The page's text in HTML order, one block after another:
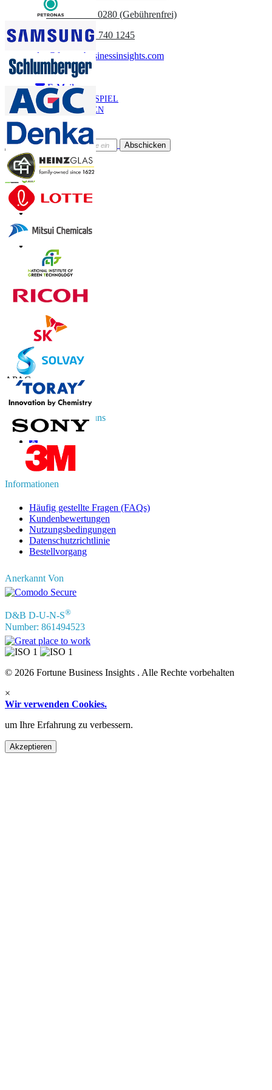
UK+44 808 502 0280 (Gebührenfrei)
(APAC) +91 744 740 1245
sales@fortunebusinessinsights.com
Anruf
E-Mail
BEISPIEL
HERUNTERLADEN
Newsletter abonnieren
Abschicken
Online-Vertrauen
Kontaktieren Sie uns
US+1 833 909 2966 ( Gebührenfrei )
UK+44 808 502 0280 (Gebührenfrei )
APAC
+91 744 740 1245
sales@fortunebusinessinsights.com
Vernetzen Sie sich mit uns
Informationen
Häufig gestellte Fragen (FAQs)
Kundenbewertungen
Nutzungsbedingungen
Datenschutzrichtlinie
Bestellvorgang
Anerkannt Von
D&B D-U-N-S®
Number: 861494523
© 2026 Fortune Business Insights . Alle Rechte vorbehalten
×
Wir verwenden Cookies.
um Ihre Erfahrung zu verbessern.
Akzeptieren